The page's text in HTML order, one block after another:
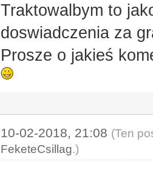
Traktowalbym to
doswiadczenia za
Prosze o jakieś
10-02-2018, 21:08 (Ten
FeketeCsillag.)